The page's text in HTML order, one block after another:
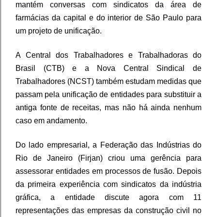
mantém conversas com sindicatos da área de
farmácias da capital e do interior de São Paulo para
um projeto de unificação.
A Central dos Trabalhadores e Trabalhadoras do
Brasil (CTB) e a Nova Central Sindical de
Trabalhadores (NCST) também estudam medidas que
passam pela unificação de entidades para substituir a
antiga fonte de receitas, mas não há ainda nenhum
caso em andamento.
Do lado empresarial, a Federação das Indústrias do
Rio de Janeiro (Firjan) criou uma gerência para
assessorar entidades em processos de fusão. Depois
da primeira experiência com sindicatos da indústria
gráfica, a entidade discute agora com 11
representações das empresas da construção civil no